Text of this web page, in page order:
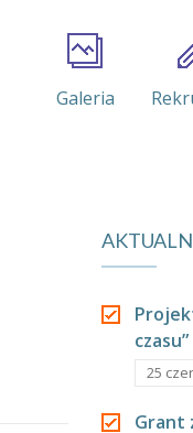
Galeria
czasu”
25
Grant